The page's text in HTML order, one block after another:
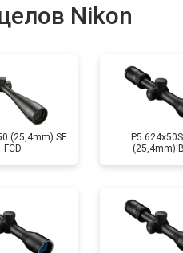
от 90
Nikon
(25,4mm) SF
FCD
P5
(25,4mm)